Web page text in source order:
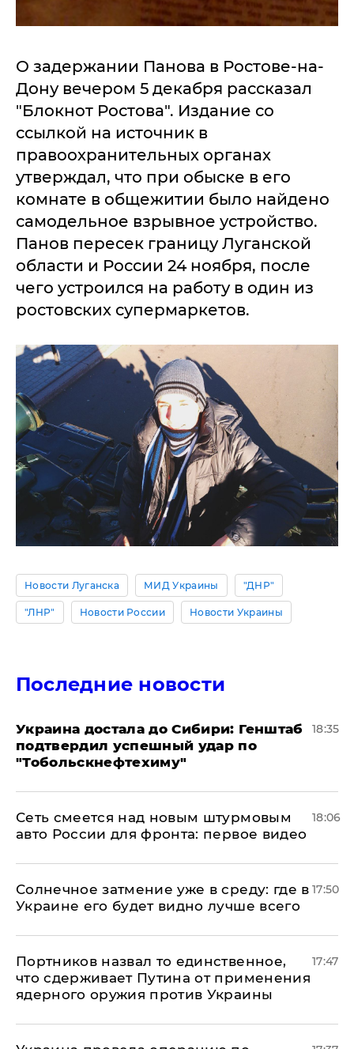
О задержании Панова в Ростове-на-
Дону вечером 5 декабря рассказал
"Блокнот Ростова". Издание со
ссылкой на источник в
правоохранительных органах
утверждал, что при обыске в его
комнате в общежитии было найдено
самодельное взрывное устройство.
Панов пересек границу Луганской
области и России 24 ноября, после
чего устроился на работу в один из
ростовских супермаркетов.
Новости Луганска МИД Украины "ДНР"
"ЛНР" Новости России Новости Украины
Последние новости
Украина достала до Сибири: Генштаб
подтвердил успешный удар по
"Тобольскнефтехиму"
18:35
Сеть смеется над новым штурмовым
авто России для фронта: первое видео
18:06
​Солнечное затмение уже в среду: где в
Украине его будет видно лучше всего
17:50
Портников назвал то единственное,
что сдерживает Путина от применения
ядерного оружия против Украины
17:47